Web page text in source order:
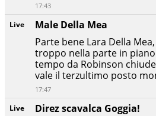
Live
Direz scavalca Goggia!
Live
Male Della Mea
Parte bene Lara Della
troppo nella parte in
tempo da Robinson
vale il terzultimo posto
17:47
17:43